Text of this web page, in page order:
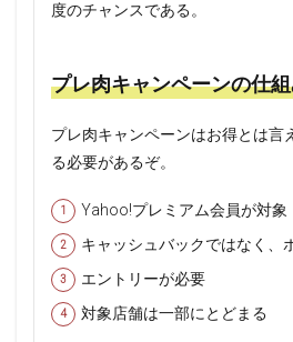
度のチャンスである。
プレ肉キャンペーンの仕
プレ肉キャンペーンはお得とは言
る必要があるぞ。
Yahoo!プレミアム会員が対象
キャッシュバックではなく、
エントリーが必要
対象店舗は一部にとどまる